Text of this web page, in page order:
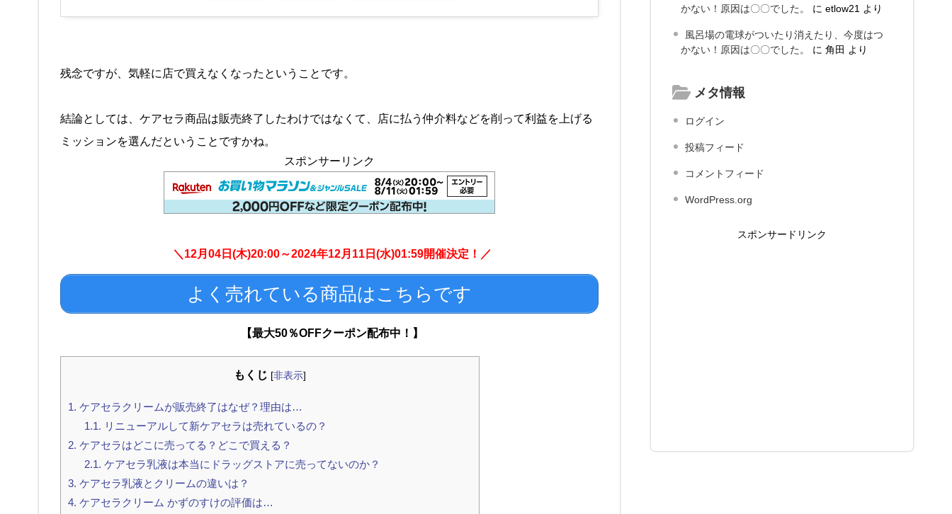
残念ですが、気軽に店で買えなくなったということです。
結論としては、ケアセラ商品は販売終了したわけではなくて、店に払う仲介料などを削って利益を上げる
ミッションを選んだということですかね。
スポンサーリンク
＼12月04日(木)20:00～2024年12月11日(水)01:59開催決定！／
よく売れている商品はこちらです
【最大50％OFFクーポン配布中！】
もくじ [非表示]
1. ケアセラクリームが販売終了はなぜ？理由は…
1.1. リニューアルして新ケアセラは売れているの？
2. ケアセラはどこに売ってる？どこで買える？
2.1. ケアセラ乳液は本当にドラッグストアに売ってないのか？
3. ケアセラ乳液とクリームの違いは？
4. ケアセラクリーム かずのすけの評価は…
かない！原因は〇〇でした。
に etlow21 より
風呂場の電球がついたり消えたり、今度はつ
かない！原因は〇〇でした。
に 角田 より
メタ情報
ログイン
投稿フィード
コメントフィード
WordPress.org
スポンサードリンク